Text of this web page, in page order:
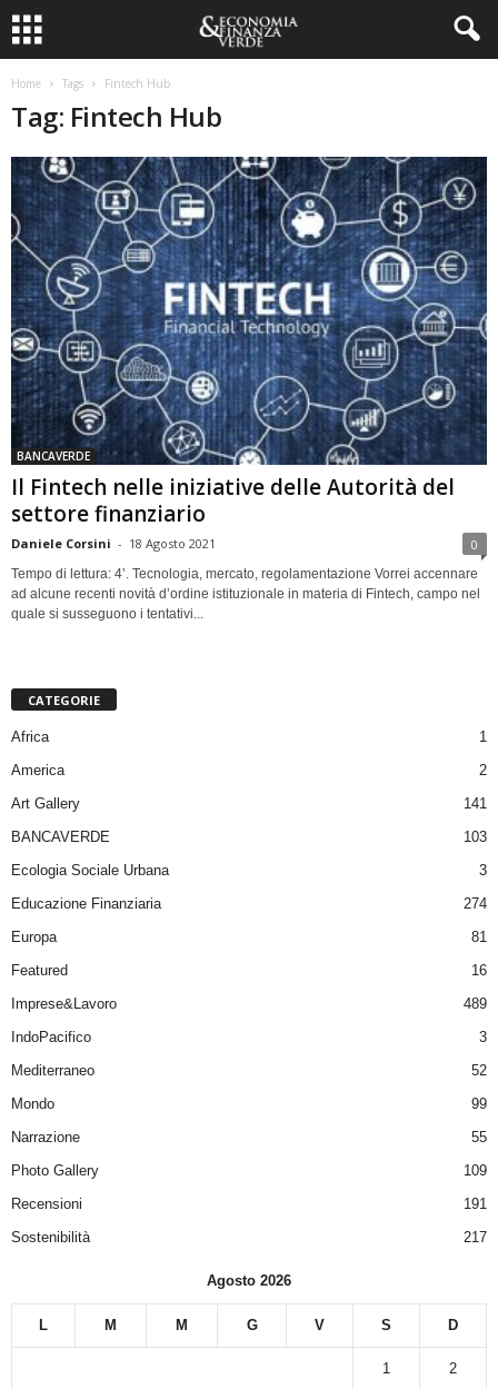
Home Tags Fintech Hub
Tag: Fintech Hub
BANCAVERDE
Il Fintech nelle iniziative delle Autorità del
settore finanziario
Daniele Corsini - 18 Agosto 2021 0
Tempo di lettura: 4’. Tecnologia, mercato, regolamentazione Vorrei accennare
ad alcune recenti novità d’ordine istituzionale in materia di Fintech, campo nel
quale si susseguono i tentativi...
CATEGORIE
Africa
1
America
2
Art Gallery
141
BANCAVERDE
103
Ecologia Sociale Urbana
3
Educazione Finanziaria
274
Europa
81
Featured
16
Imprese&Lavoro
489
IndoPacifico
3
Mediterraneo
52
Mondo
99
Narrazione
55
Photo Gallery
109
Recensioni
191
Sostenibilità
217
Agosto 2026
L M M G V S D
1 2